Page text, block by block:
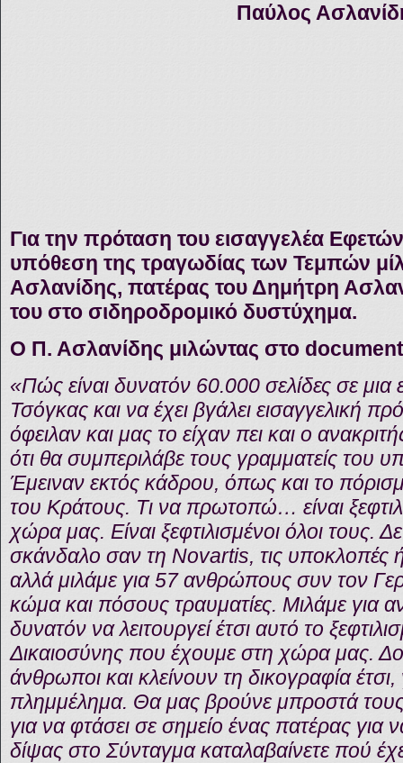
Παύλος
Για την πρόταση του εισαγγελέα
υπόθεση της τραγωδίας των Τεμπών
Ασλανίδης, πατέρας του Δημήτρη
του στο σιδηροδρομικό δυστύχημα.
Ο Π. Ασλανίδης μιλώντας στο
«Πώς είναι δυνατόν 60.000 σελίδες σε μια
Τσόγκας και να έχει βγάλει εισαγγελική
όφειλαν και μας το είχαν πει και ο
ότι θα συμπεριλάβε τους γραμματείς του
Έμειναν εκτός κάδρου, όπως και το
του Κράτους. Τι να πρωτοπώ… είναι
χώρα μας. Είναι ξεφτιλισμένοι όλοι τους.
σκάνδαλο σαν τη Novartis, τις υποκλοπές
αλλά μιλάμε για 57 ανθρώπους συν τον
κώμα και πόσους τραυματίες. Μιλάμε για
δυνατόν να λειτουργεί έτσι αυτό το
Δικαιοσύνης που έχουμε στη χώρα μας.
άνθρωποι και κλείνουν τη δικογραφία
πλημμέλημα. Θα μας βρούνε μπροστά τους
για να φτάσει σε σημείο ένας πατέρας για
δίψας στο Σύνταγμα καταλαβαίνετε πού